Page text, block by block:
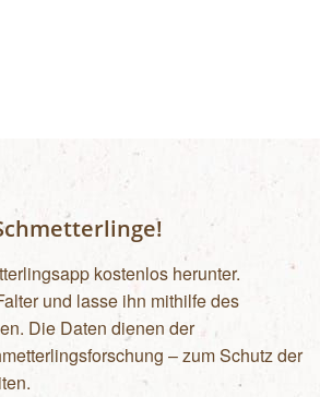
bei Bergführer:innen ab €
nach genauer Anforderung.
gerne an uns, wir vermitteln Sie
Verkehrsmittel
kostenlos herunter.
und lasse ihn mithilfe des
Die Daten dienen der
– zum Schutz der